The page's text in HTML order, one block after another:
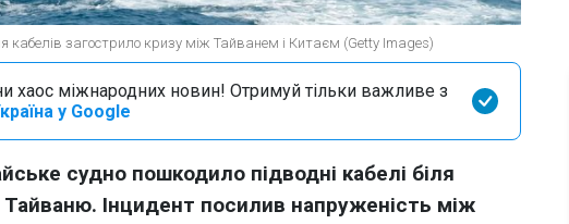
кабелів загострило кризу між Тайванем і Китаєм (Getty Images)
хаос міжнародних новин! Отримуй тільки важливе з
у Google
судно пошкодило підводні кабелі біля
Інцидент посилив напруженість між